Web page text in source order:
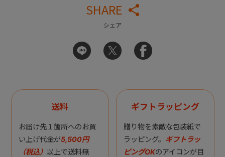
SHARE
シェア
送料
お届け先１箇所へのお買
い上げ代金が5,500円
（税込） 以上で送料無
ギフトラッピング
贈り物を素敵な包装紙で
ラッピング。 ギフトラッ
ピングOKのアイコンが目